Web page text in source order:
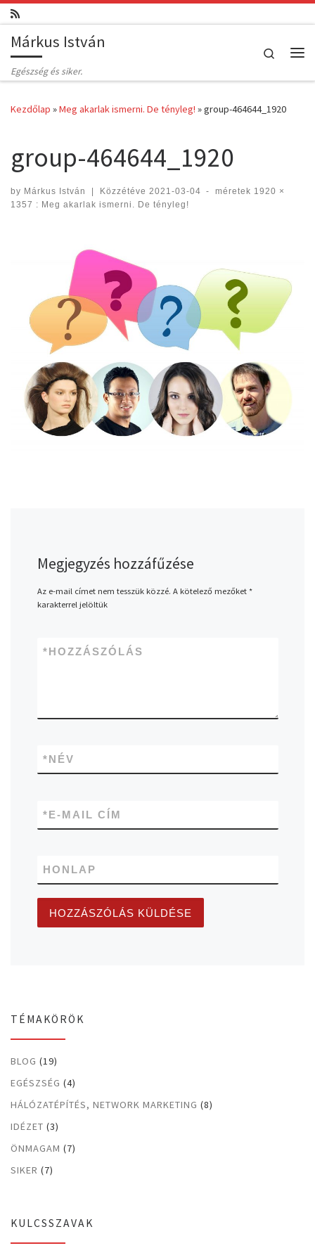
Skip to content
Márkus István
Egészség és siker.
Search
Kezdőlap »Meg akarlak ismerni. De tényleg! »group-464644_1920
group-464644_1920
by Márkus István | Közzétéve 2021-03-04 - méretek 1920 ×
1357 : Meg akarlak ismerni. De tényleg!
Images navigation
Megjegyzés hozzáfűzése
Az e-mail címet nem tesszük közzé. A kötelező mezőket *
karakterrel jelöltük
HOZZÁSZÓLÁS
*
NÉV
*
E-MAIL CÍM
*
HONLAP
TÉMAKÖRÖK
BLOG (19)
EGÉSZSÉG (4)
HÁLÓZATÉPÍTÉS, NETWORK MARKETING (8)
IDÉZET (3)
ÖNMAGAM (7)
SIKER (7)
KULCSSZAVAK